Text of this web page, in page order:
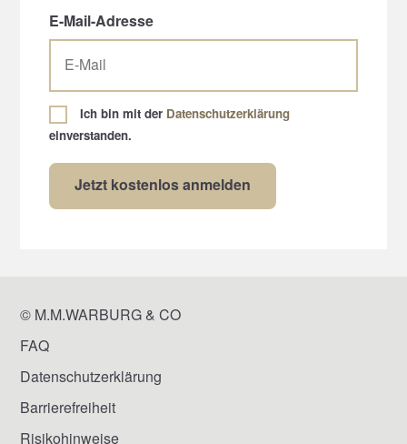
E-Mail-Adresse
Ich bin mit der Datenschutzerklärung
einverstanden.
© M.M.WARBURG & CO
FAQ
Datenschutzerklärung
Barrierefreiheit
Risikohinweise